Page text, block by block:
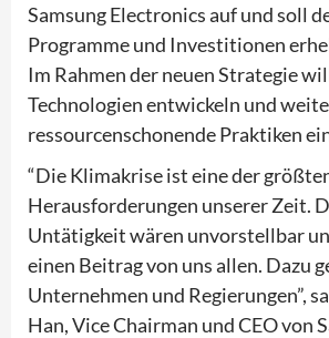
Samsung Electronics auf und soll
Programme und Investitionen
Im Rahmen der neuen Strategie
Technologien entwickeln und
ressourcenschonende Praktiken
“Die Klimakrise ist eine der
Herausforderungen unserer Zeit.
Untätigkeit wären unvorstellbar
einen Beitrag von uns allen. Dazu
Unternehmen und Regierungen”,
Han, Vice Chairman und CEO von